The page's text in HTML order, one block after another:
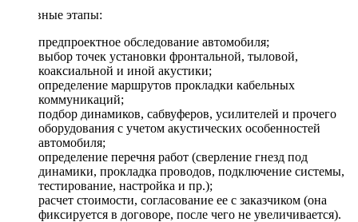
Основные этапы:
предпроектное обследование автомобиля;
выбор точек установки фронтальной, тыловой,
коаксиальной и иной акустики;
определение маршрутов прокладки кабельных
коммуникаций;
подбор динамиков, сабвуферов, усилителей и прочего
оборудования с учетом акустических особенностей
автомобиля;
определение перечня работ (сверление гнезд под
динамики, прокладка проводов, подключение системы,
тестирование, настройка и пр.);
расчет стоимости, согласование ее с заказчиком (она
фиксируется в договоре, после чего не увеличивается).